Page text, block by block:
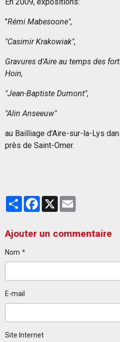
"Rémi Mabesoone",
"Casimir Krakowiak",
Gravures d'Aire au temps des
Hoin,
"Jean-Baptiste Dumont",
"Alin Anseeuw"
au Bailliage d'Aire-sur-la-Lys
près de Saint-Omer.
PartagerFacebook
X
Ajouter un commentaire
Nom
E-mail
Site Internet